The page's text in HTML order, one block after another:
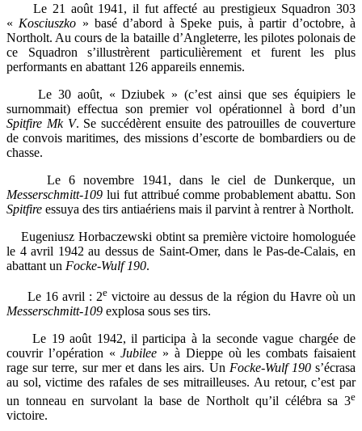
Le 21 août 1941, il fut affecté au prestigieux Squadron 303
« Kosciuszko » basé d’abord à Speke puis, à partir d’octobre, à
Northolt. Au cours de la bataille d’Angleterre, les pilotes polonais de
ce Squadron s’illustrèrent particulièrement et furent les plus
performants en abattant 126 appareils ennemis.
Le 30 août, « Dziubek » (c’est ainsi que ses équipiers le
surnommait) effectua son premier vol opérationnel à bord d’un
Spitfire Mk V. Se succédèrent ensuite des patrouilles de couverture
de convois maritimes, des missions d’escorte de bombardiers ou de
chasse.
Le 6 novembre 1941, dans le ciel de Dunkerque, un
Messerschmitt-109 lui fut attribué comme probablement abattu. Son
Spitfire essuya des tirs antiaériens mais il parvint à rentrer à Northolt.
Eugeniusz Horbaczewski obtint sa première victoire homologuée
le 4 avril 1942 au dessus de Saint-Omer, dans le Pas-de-Calais, en
abattant un Focke-Wulf 190.
Le 16 avril : 2evictoire au dessus de la région du Havre où un
Messerschmitt-109 explosa sous ses tirs.
Le 19 août 1942, il participa à la seconde vague chargée de
couvrir l’opération «Jubilee » à Dieppe où les combats faisaient
rage sur terre, sur mer et dans les airs. Un Focke-Wulf 190s’écrasa
au sol, victime des rafales de ses mitrailleuses. Au retour, c’est par
un tonneau en survolant la base de Northolt qu’il célébra sa 3e
victoire.